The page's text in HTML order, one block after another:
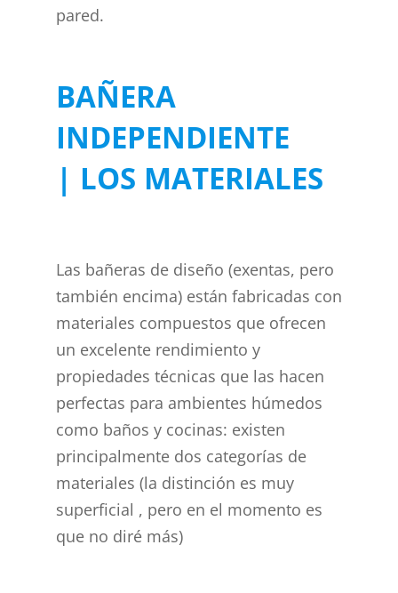
pared.
BAÑERA
INDEPENDIENTE
| LOS MATERIALES
Las bañeras de diseño (exentas, pero
también encima) están fabricadas con
materiales compuestos que ofrecen
un excelente rendimiento y
propiedades técnicas que las hacen
perfectas para ambientes húmedos
como baños y cocinas: existen
principalmente dos categorías de
materiales (la distinción es muy
superficial , pero en el momento es
que no diré más)